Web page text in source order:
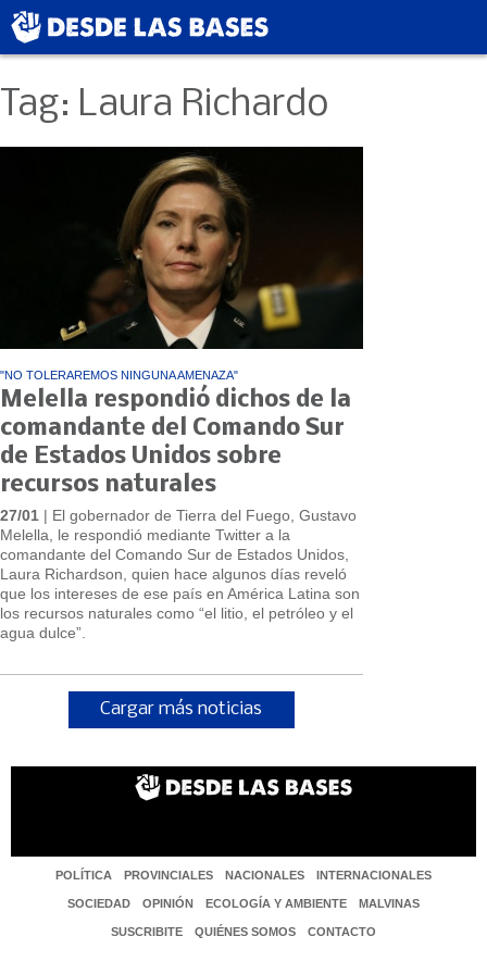
Tag: Laura Richardo
"NO TOLERAREMOS NINGUNA AMENAZA"
Melella respondió dichos de la
comandante del Comando Sur
de Estados Unidos sobre
recursos naturales
27/01 | El gobernador de Tierra del Fuego, Gustavo
Melella, le respondió mediante Twitter a la
comandante del Comando Sur de Estados Unidos,
Laura Richardson, quien hace algunos días reveló
que los intereses de ese país en América Latina son
los recursos naturales como “el litio, el petróleo y el
agua dulce”.
Cargar más noticias
POLÍTICA PROVINCIALES NACIONALES INTERNACIONALES
SOCIEDAD OPINIÓN ECOLOGÍA Y AMBIENTE MALVINAS
SUSCRIBITE QUIÉNES SOMOS CONTACTO